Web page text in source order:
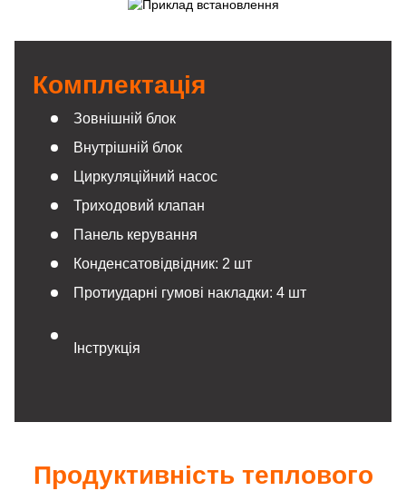
Комплектація
Зовнішній блок
Внутрішній блок
Циркуляційний насос
Триходовий клапан
Панель керування
Конденсатовідвідник: 2 шт
Протиударні гумові накладки: 4 шт
Інструкція
Продуктивність теплового